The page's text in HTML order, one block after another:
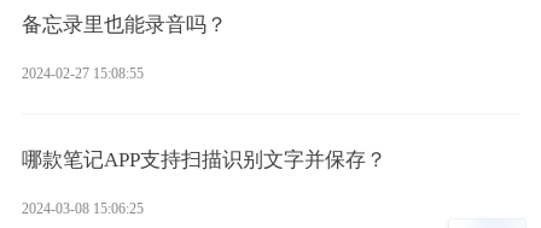
备忘录里也能录音吗？
2024-02-27 15:08:55
哪款笔记APP支持扫描识别文字并保存？
2024-03-08 15:06:25